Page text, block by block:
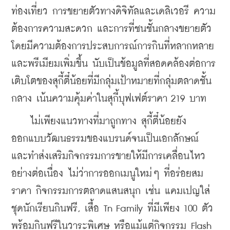
ท่องเที่ยว การขยายตัวทางดิจิทัลและเดลิเวอรี ความ
ต้องการความสะดวก และการที่ชนชั้นกลางขยายตัว
โดยมีความต้องการประสบการณ์การกินที่หลากหลาย
และพรีเมียมเพิ่มขึ้น นับเป็นข้อมูลที่สอดคล้องต่อการ
เติบโตของสุกี้ตี๋น้อยที่มีกลุ่มเป้าหมายที่กลุ่มตลาดชั้น
กลาง เน้นความคุ้มค่าในสุกี้บุฟเฟต์ราคา 219 บาท
ไม่เพียงแนวทางที่มาถูกทาง สุกี้ตี๋น้อยยัง
ออกแบบวัฒนธรรมของแบรนด์จนเป็นเอกลักษณ์
และทำส่งเสริมกิจกรรมการขายให้มีการเคลื่อนไหว
อย่างต่อเนื่อง ไม่ว่าการออกเมนูใหม่ๆ ที่อร่อยสม
ราคา กิจกรรมการตลาดแสนสนุก เช่น แคมเปญใส่
ชุดนักเรียนกินฟรี, เสื้อ Tn Family ที่มีเพียง 100 ตัว
พร้อมกินฟรีในวาระพิเศษ หรือแม้แต่กิจกรรม Flash